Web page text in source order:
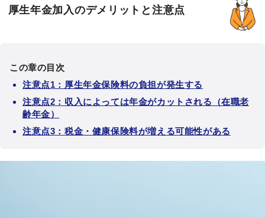
厚生年金加入のデメリットと注意点
この章の目次
注意点1：厚生年金保険料の負担が発生する
注意点2：収入によっては年金がカットされる（在職老
齢年金）
注意点3：税金・健康保険料が増える可能性がある